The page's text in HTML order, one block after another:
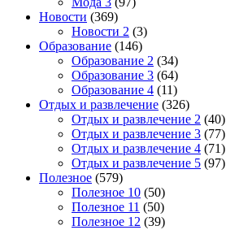
Новости (369)
Новости 2 (3)
Образование (146)
Образование 2 (34)
Образование 3 (64)
Образование 4 (11)
Отдых и развлечение (326)
Отдых и развлечение 2 (40)
Отдых и развлечение 3 (77)
Отдых и развлечение 4 (71)
Отдых и развлечение 5 (97)
Полезное (579)
Полезное 10 (50)
Полезное 11 (50)
Полезное 12 (39)